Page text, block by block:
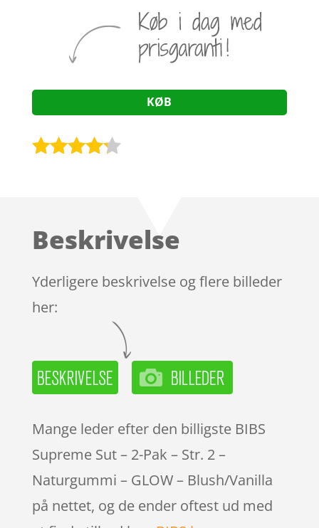
KØB
på
mmelser
Beskrivelse
Yderligere beskrivelse og flere billeder
her:
Mange leder efter den billigste BIBS
Supreme Sut – 2-Pak – Str. 2 –
Naturgummi – GLOW – Blush/Vanilla
på nettet, og de ender oftest ud med